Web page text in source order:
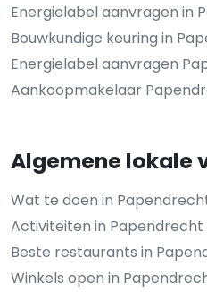
Energielabel aanvragen in
Bouwkundige keuring in
Energielabel aanvragen
Aankoopmakelaar
Algemene lokale
Wat te doen in
Activiteiten in Papendrecht
Beste restaurants in
Winkels open in